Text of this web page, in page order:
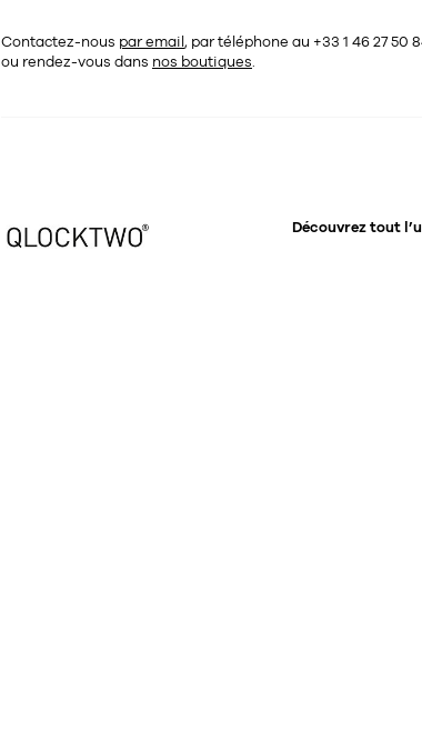
Contactez-nous par email, par téléphone au +33 1 46 27 50
ou rendez-vous dans nos boutiques.
Découvrez tout